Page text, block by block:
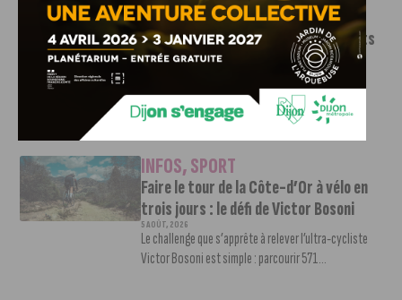
INFOS,SPORT
Le DFCO dévoile ses nouveaux maillots
pour la saison 2026-2027
Le club dijonnais a présenté ses nouveaux maillots
pour son retour en Ligue 2....
INFOS,SPORT
Faire le tour de la Côte-d’Or à vélo en
trois jours : le défi de Victor Bosoni
5 AOÛT, 2026
Le challenge que s’apprête à relever l’ultra-cycliste
Victor Bosoni est simple : parcourir 571...